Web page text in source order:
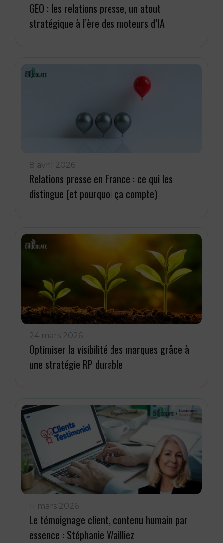
GEO : les relations presse, un atout
stratégique à l’ère des moteurs d’IA
8 avril 2026
Relations presse en France : ce qui les
distingue (et pourquoi ça compte)
24 mars 2026
Optimiser la visibilité des marques grâce à
une stratégie RP durable
11 mars 2026
Le témoignage client, contenu humain par
essence : Stéphanie Wailliez